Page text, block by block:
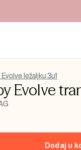
ležaljku 3u1
Evolve
Dodaj u